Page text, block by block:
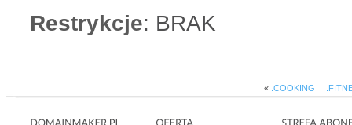
Restrykcje: BRAK
« .COOKING